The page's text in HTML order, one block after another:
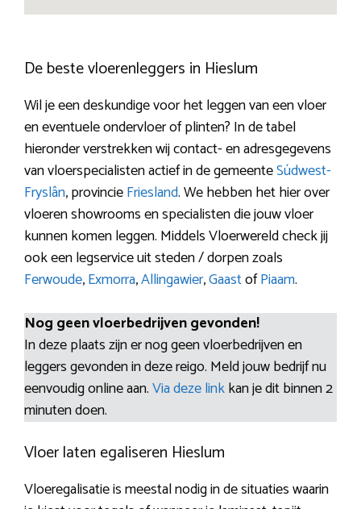
De beste vloerenleggers in Hieslum
Wil je een deskundige voor het leggen van een vloer
en eventuele ondervloer of plinten? In de tabel
hieronder verstrekken wij contact- en adresgegevens
van vloerspecialisten actief in de gemeenteSúdwest-
Fryslân, provincieFriesland. We hebben het hier over
vloeren showrooms en specialisten die jouw vloer
kunnen komen leggen. Middels Vloerwereld check jij
ook een legservice uit steden / dorpen zoals
Ferwoude,Exmorra,Allingawier,GaastofPiaam.
Nog geen vloerbedrijven gevonden!
In deze plaats zijn er nog geen vloerbedrijven en
leggers gevonden in deze reigo. Meld jouw bedrijf nu
eenvoudig online aan.Via deze linkkan je dit binnen 2
minuten doen.
Vloer laten egaliseren Hieslum
Vloeregalisatie is meestal nodig in de situaties waarin